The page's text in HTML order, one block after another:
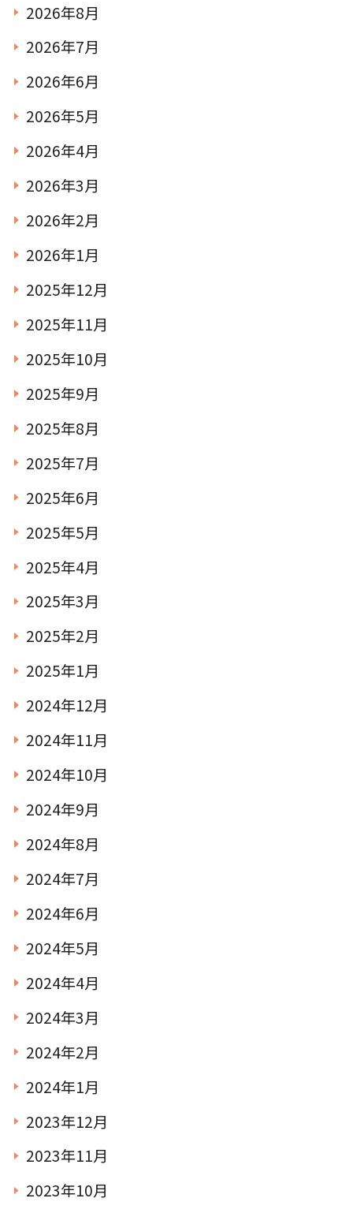
2026年8月
2026年7月
2026年6月
2026年5月
2026年4月
2026年3月
2026年2月
2026年1月
2025年12月
2025年11月
2025年10月
2025年9月
2025年8月
2025年7月
2025年6月
2025年5月
2025年4月
2025年3月
2025年2月
2025年1月
2024年12月
2024年11月
2024年10月
2024年9月
2024年8月
2024年7月
2024年6月
2024年5月
2024年4月
2024年3月
2024年2月
2024年1月
2023年12月
2023年11月
2023年10月